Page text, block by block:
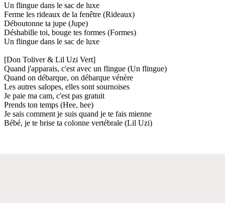
Un flingue dans le sac de luxe
Ferme les rideaux de la fenêtre (Rideaux)
Déboutonne ta jupe (Jupe)
Déshabille toi, bouge tes formes (Formes)
Un flingue dans le sac de luxe
[Don Toliver & Lil Uzi Vert]
Quand j'apparais, c'est avec un flingue (Un flingue)
Quand on débarque, on débarque vénère
Les autres salopes, elles sont sournoises
Je paie ma cam, c'est pas gratuit
Prends ton temps (Hee, hee)
Je sais comment je suis quand je te fais mienne
Bébé, je te brise ta colonne vertébrale (Lil Uzi)